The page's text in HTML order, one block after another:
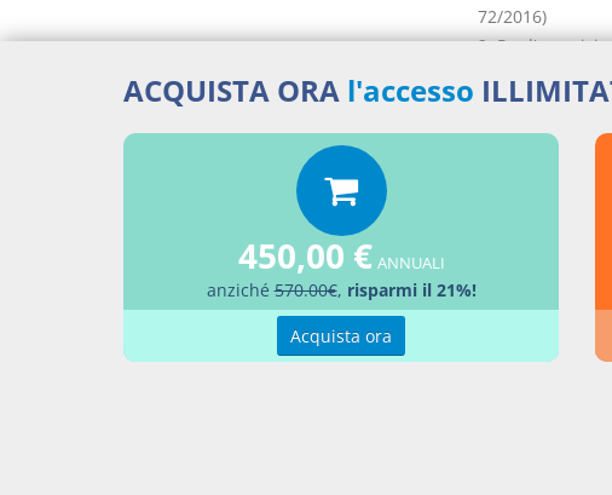
72/2016)
2. Per
alla
degli agenti in
base di un
svolgimento,
(Comma così
2-bis.
contribuzione
codice civile.
collaborazione
(Comma
ACQUISTA ORA l'accesso
450,00 € ANNUALI
anziché570.00€, risparmi il 21%!
Acquista ora